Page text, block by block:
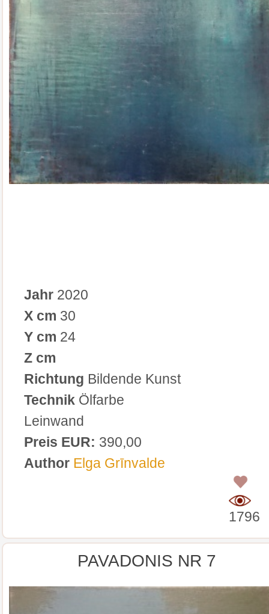
Jahr 2020
X cm 30
Y cm 24
Z cm
Richtung Bildende Kunst
Technik Ölfarbe
Leinwand
Preis EUR: 390,00
Author Elga Grīnvalde
1796
PAVADONIS NR 7